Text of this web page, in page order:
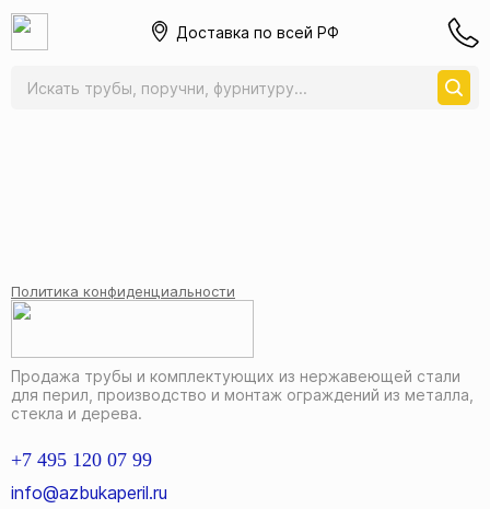
Доставка по всей РФ
Главная
Каталог
Продажа трубы и комплектующих из нержавеющей стали
для перил, производство и монтаж ограждений из металла,
стекла и дерева.
+7 495 120 07 99
info@azbukaperil.ru
Политика конфиденциальности